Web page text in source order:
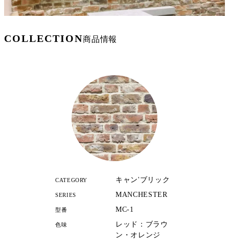
COLLECTION商品情報
CATEGORY キャン'ブリック
SERIES MANCHESTER
型番 MC-1
色味
レッド：ブラウ
ン・オレンジ